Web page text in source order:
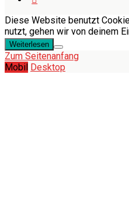
Diese Website benutzt
nutzt, gehen wir von deinem
Weiterlesen
Zum Seitenanfang
Mobil Desktop